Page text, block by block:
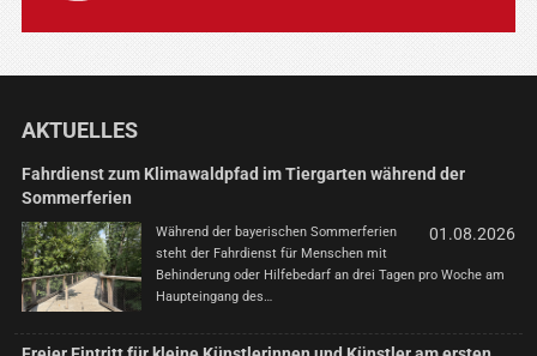
AKTUELLES
Fahrdienst zum Klimawaldpfad im Tiergarten während der
Sommerferien
01.08.2026
Während der bayerischen Sommerferien
steht der Fahrdienst für Menschen mit
Behinderung oder Hilfebedarf an drei Tagen pro Woche am
Haupteingang des…